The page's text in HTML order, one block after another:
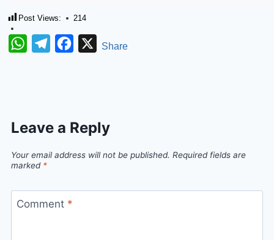
Post Views: 214
WhatsAppTelegramFacebook
XShare
Leave a Reply
Your email address will not be published. Required fields are
marked *
Comment *